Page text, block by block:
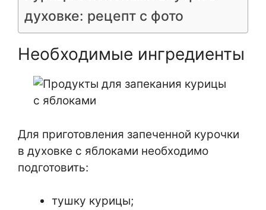
духовке: рецепт с фото
Необходимые ингредиенты
Для приготовления запеченной курочки
в духовке с яблоками необходимо
подготовить:
тушку курицы;